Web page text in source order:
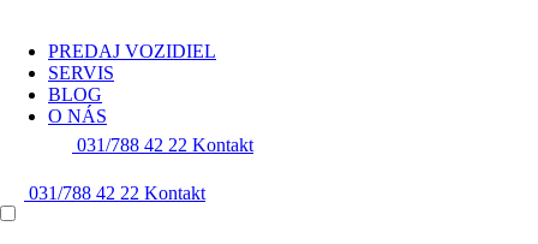
PREDAJ VOZIDIEL
SERVIS
BLOG
O NÁS
031/788 42 22 Kontakt
031/788 42 22 Kontakt